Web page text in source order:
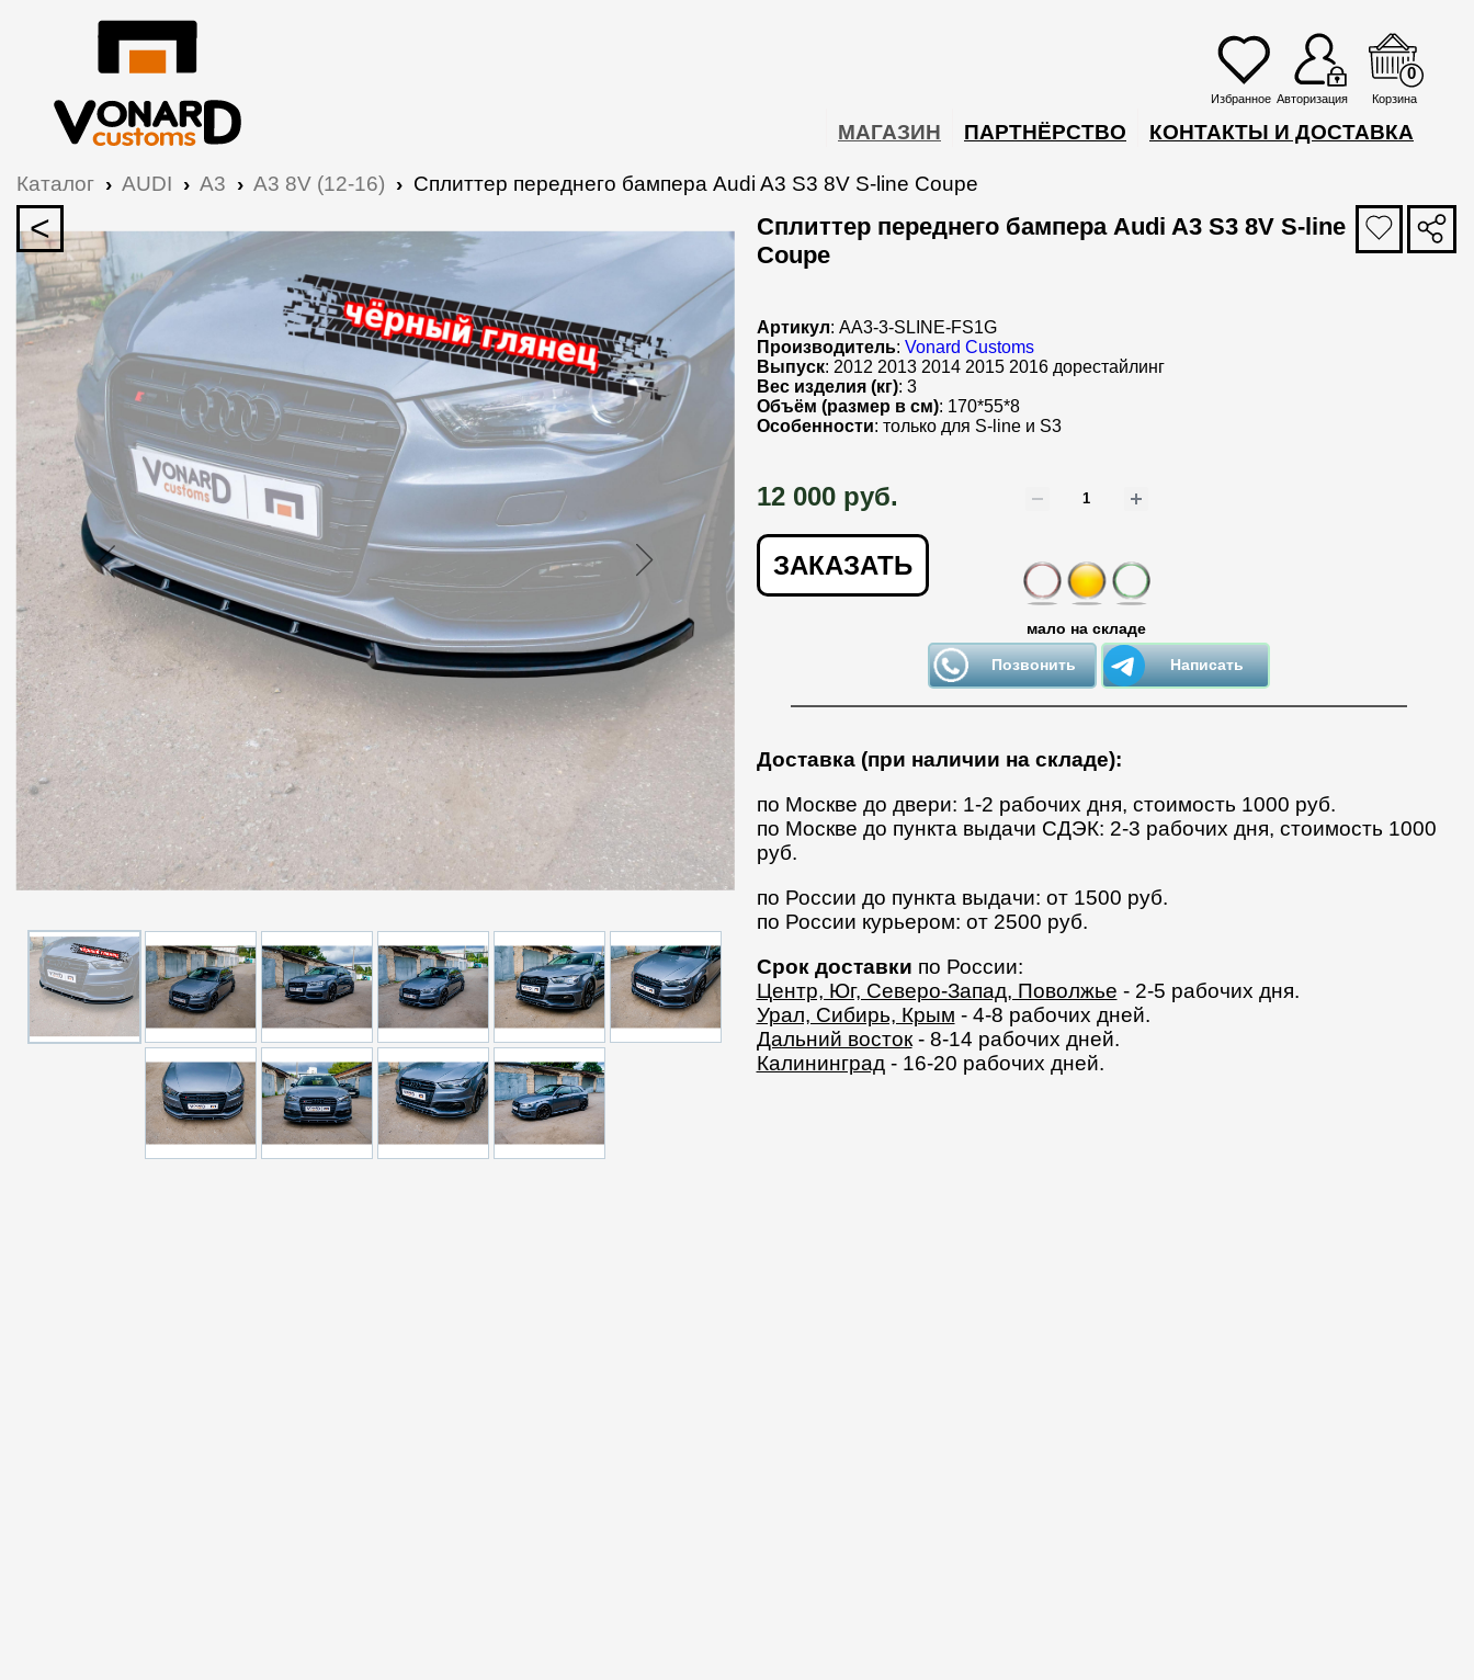
Избранное Авторизация Корзина
0
МАГАЗИН ПАРТНЁРСТВО КОНТАКТЫ И ДОСТАВКА
Каталог › AUDI › A3 › A3 8V (12-16) › Сплиттер переднего бампера Audi A3 S3 8V S-line Coupe
<
Сплиттер переднего бампера Audi A3 S3 8V S-line
Coupe
Артикул: AA3-3-SLINE-FS1G
Производитель: Vonard Customs
Выпуск: 2012 2013 2014 2015 2016 дорестайлинг
Вес изделия (кг): 3
Объём (размер в см): 170*55*8
Особенности: только для S-line и S3
12 000 руб.
ЗАКАЗАТЬ
мало на складе
Позвонить Написать
Доставка (при наличии на складе):
по Москве до двери: 1-2 рабочих дня, стоимость 1000 руб.
по Москве до пункта выдачи СДЭК: 2-3 рабочих дня, стоимость 1000
руб.
по России до пункта выдачи: от 1500 руб.
по России курьером: от 2500 руб.
Срок доставки по России:
Центр, Юг, Северо-Запад, Поволжье - 2-5 рабочих дня.
Урал, Сибирь, Крым - 4-8 рабочих дней.
Дальний восток- 8-14 рабочих дней.
Калининград- 16-20 рабочих дней.